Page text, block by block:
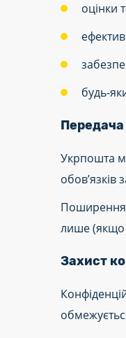
оцінки
будь-
Передача
Укрпошта
Поширення
лише (якщо
Захист